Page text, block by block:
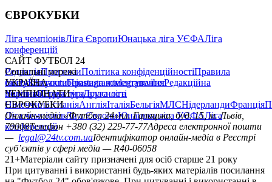
ЄВРОКУБКИ
Ліга чемпіонівЛіга ЄвропиЮнацька ліга УЄФАЛіга
конференцій
САЙТ ФУТБОЛ 24
РедакціяПрогнозиПолітика конфіденційностіПравила
сайтуКонтактиПравила коментуванняРедакційна
політикаСтруктура власності
Соціальні мережі
facebookxyoutubeinstagramtelegramviber
УКРАЇНА
УкраїнаПерша лігаДруга ліга
ЧЕМПІОНАТИ
НімеччинаІспаніяАнгліяІталіяБельгіяМЛСНідерландиФранція
ЄВРОКУБКИ
Ліга чемпіонівЛіга ЄвропиЮнацька ліга УЄФАЛіга
конференцій
Онлайн-медіа «Футбол 24»пл. Галицька, буд. 15, м. Львів,
79008Телефон +380 (32) 229-77-77Адреса електронної пошти
— legal@24tv.com.uaІдентифікатор онлайн-медіа в Реєстрі
суб’єктів у сфері медіа — R40-06058
21+Матеріали сайту призначені для осіб старше 21 року
При цитуванні і використанні будь-яких матеріалів посилання